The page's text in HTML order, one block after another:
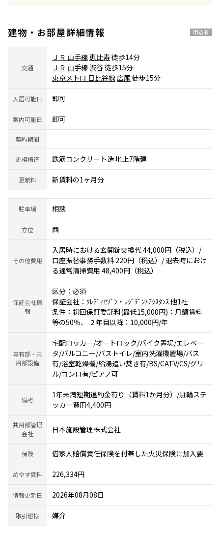
建物・お部屋詳細情報 申込有
交通
ＪＲ 山手線恵比寿徒歩14分
ＪＲ 山手線 渋谷徒歩15分
東京メトロ 日比谷線広尾 徒歩15分
入居可能日 即可
案内可能日 即可
契約期間
規模構造 鉄筋コンクリート造 地上7階建
更新料 新賃料の1ヶ月分
駐車場 相談
方位 西
その他費用
入居時における玄関錠交換代 44,000円（税込）/
口座振替事務手数料 220円（税込）/ 退去時におけ
る通常清掃費用 48,400円（税込）
保証会社情
報
区分：必須
保証会社：ｸﾚﾃﾞｨｾｿﾞﾝ・ﾚｼﾞﾃﾞﾝﾄｱｼｽﾀﾝｽ 他1社
条件：初回保証委託料(最低15,000円)：月額賃料
等の50％、 ２年目以降：10,000円/年
専有部・共
用部設備
宅配ロッカー/オートロック/バイク置場/エレベー
タ/バルコニー/バストイレ/室内洗濯機置場/バス
有/浴室乾燥機/給湯追い焚き有/BS/CATV/CS/グリ
ル/コンロ有/ピアノ可
備考
1年未満短期違約金有り（賃料1か月分）/駐輪ステ
ッカー費用4,400円
共用部管理
会社
日本施設管理株式会社
保険 借家人賠償責任保険を付帯した火災保険に加入要
めやす賃料 226,334円
情報更新日 2026年08月08日
取引態様 媒介